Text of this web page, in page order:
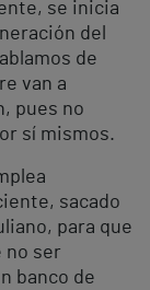
se inicia
del
de
van a
pues no
sí mismos.
sacado
para que
no ser
banco de